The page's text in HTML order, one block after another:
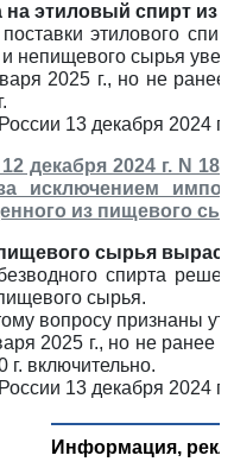
этиловый спирт из
этилового
непищевого сырья
2025 г., но не
13 декабря 2024
декабря 2024 г. N
исключением
из пищевого
сырья
спирта
сырья.
вопросу признаны
2025 г., но не
г. включительно.
13 декабря 2024
Информация,